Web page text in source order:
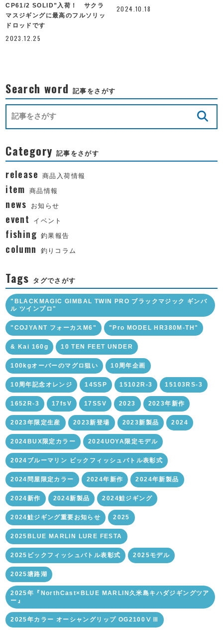
CP61/2 SOLID”入荷！ サクラ
マスジギングに最高のフルソリッ
ドロッドです
2023.12.25
2024.10.18
Search word 記事をさがす
Category 記事をさがす
release 商品入荷情報
item 商品情報
news お知らせ
event イベント
fishing 釣果報告
column 釣りコラム
Tags タグでさがす
"BLACKMAGIC GIMBAL TWIN PRO ブラックマジック ギンバ
ル ツインプロ"
"COJYANT フォーカスM6" "Pro MODEL HR380M-TH"
& Kai 160g 10 TEN FEET UNDER
100kgオーバーのマグロ狙い 10周年企画
10周年記念オレンジ 14SSP 15102R-3 15103RS-3
1652R-3 17fsV 17SSV 2023 2023年新作
2023年限定生産 2023新登場 2023新製品 2024
2024BUX限定カラー 2024UOYA限定モデル
2024ブルーマリン ビックフィッシュバトル表彰式
2024問屋限定カラー 2024年新作 2024年新製品
2024新作 2024新製品 2024鮭ジギング
2024鮭ジギング重要お知らせ 2025
2025BLUE MARLIN LURE FESTA
2025ビックフィッシュバトル表彰式 2025モデル
2025塘路湖
2025年『NorthCast×BLUE MARLIN久米島キハダジギングツア
ー』
2025年カラー オーシャングリップ OG2100ⅤⅢ